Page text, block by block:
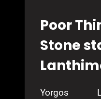
Poor
Stone
Yorgos